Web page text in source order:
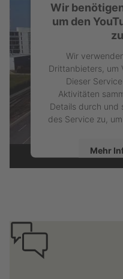
Wir
um den
Wir
Drittanbieters, um
Dieser
Aktivitäten
Details durch und
des Service zu,
Mehr